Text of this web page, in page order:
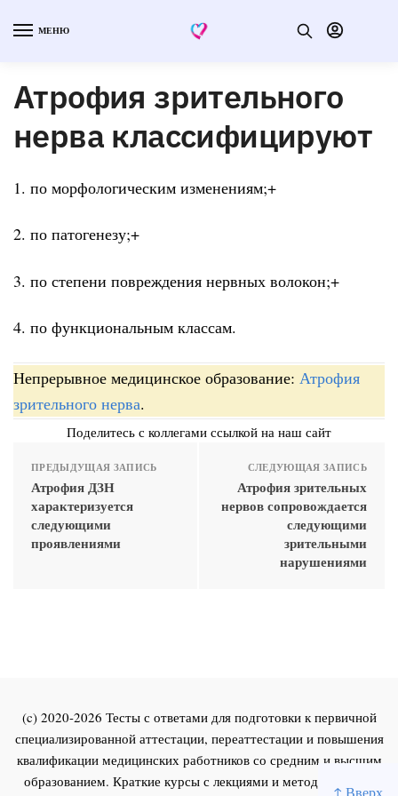
↑ Вверх
МЕНЮ
Атрофия зрительного
нерва классифицируют
1. по морфологическим изменениям;+
2. по патогенезу;+
3. по степени повреждения нервных волокон;+
4. по функциональным классам.
Непрерывное медицинское образование: Атрофия
зрительного нерва.
Поделитесь с коллегами ссылкой на наш сайт
ПРЕДЫДУЩАЯ ЗАПИСЬ
Атрофия ДЗН
характеризуется
следующими
проявлениями
СЛЕДУЮЩАЯ ЗАПИСЬ
Атрофия зрительных
нервов сопровождается
следующими
зрительными
нарушениями
(c) 2020-2026 Тесты с ответами для подготовки к первичной
специализированной аттестации, переаттестации и повышения
квалификации медицинских работников со средним и высшим
образованием. Краткие курсы с лекциями и методическими